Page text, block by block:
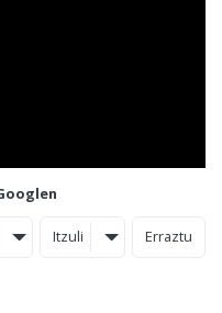
Itzuli Erraztu